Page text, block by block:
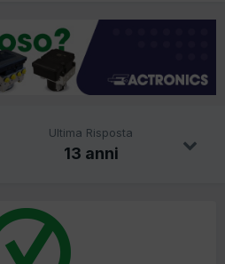
Ultima Risposta
13 anni